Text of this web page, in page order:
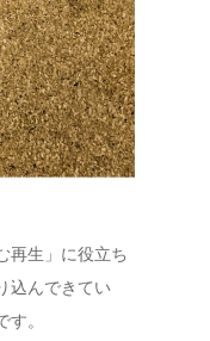
再生」に役立ち
込んできてい
。